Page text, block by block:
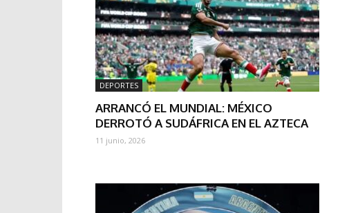
DEPORTES
ARRANCÓ EL MUNDIAL: MÉXICO
DERROTÓ A SUDÁFRICA EN EL AZTECA
11 junio, 2026